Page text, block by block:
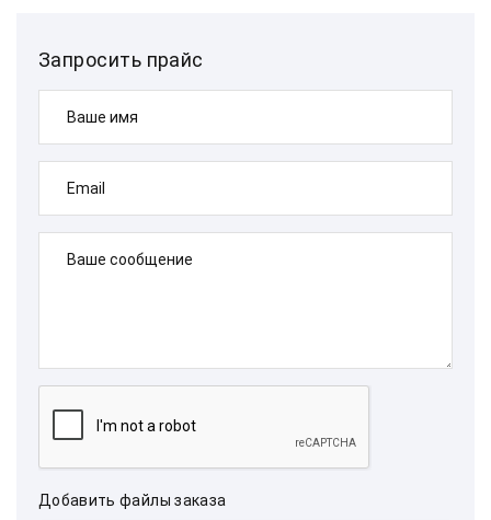
Запросить прайс
Ваше имя
Email
Ваше сообщение
Добавить файлы заказа